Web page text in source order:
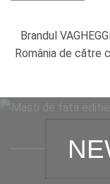
Brandul
România de către